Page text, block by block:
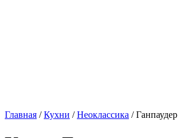
Главная /Кухни /Неоклассика / Ганпаудер